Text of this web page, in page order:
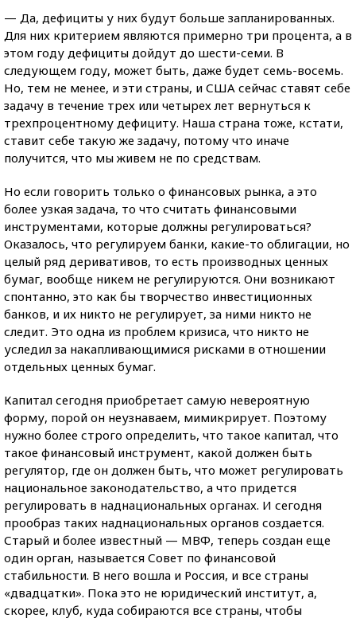
— Да, дефициты у них будут больше запланированных.
Для них критерием являются примерно три процента, а в
этом году дефициты дойдут до шести-семи. В
следующем году, может быть, даже будет семь-восемь.
Но, тем не менее, и эти страны, и США сейчас ставят себе
задачу в течение трех или четырех лет вернуться к
трехпроцентному дефициту. Наша страна тоже, кстати,
ставит себе такую же задачу, потому что иначе
получится, что мы живем не по средствам.
Но если говорить только о финансовых рынка, а это
более узкая задача, то что считать финансовыми
инструментами, которые должны регулироваться?
Оказалось, что регулируем банки, какие-то облигации, но
целый ряд деривативов, то есть производных ценных
бумаг, вообще никем не регулируются. Они возникают
спонтанно, это как бы творчество инвестиционных
банков, и их никто не регулирует, за ними никто не
следит. Это одна из проблем кризиса, что никто не
уследил за накапливающимися рисками в отношении
отдельных ценных бумаг.
Капитал сегодня приобретает самую невероятную
форму, порой он неузнаваем, мимикрирует. Поэтому
нужно более строго определить, что такое капитал, что
такое финансовый инструмент, какой должен быть
регулятор, где он должен быть, что может регулировать
национальное законодательство, а что придется
регулировать в наднациональных органах. И сегодня
прообраз таких наднациональных органов создается.
Старый и более известный — МВФ, теперь создан еще
один орган, называется Совет по финансовой
стабильности. В него вошла и Россия, и все страны
«двадцатки». Пока это не юридический институт, а,
скорее, клуб, куда собираются все страны, чтобы